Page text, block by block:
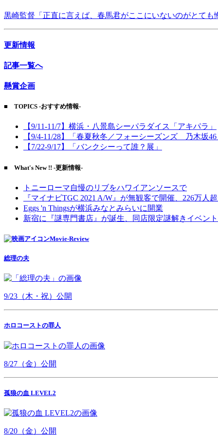
黒崎監督「正直に言えば、春馬君がここにいないのがとても
更新情報
記事一覧へ
懸賞企画
■ TOPICS -おすすめ情報-
【9/11-11/7】横浜・八景島シーパラダイス「アキパラ」
【9/4-11/28】「春夏秋冬／フォーシーズンズ 乃木坂46
【7/22-9/17】「バンクシーって誰？展」
■ What's New !! -更新情報-
トニーローマ自慢のリブをハワイアンソースで
『マイナビTGC 2021 A/W』が無観客で開催、226万人
Eggs 'n Thingsが横浜みなとみらいに開業
新宿に『謎専門書店』が誕生、同店限定謎解きイベン
Movie-Review
総理の夫
9/23（木・祝）公開
ホロコーストの罪人
8/27（金）公開
孤狼の血 LEVEL2
8/20（金）公開